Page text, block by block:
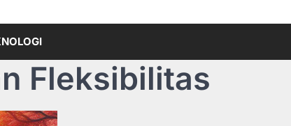
Fleksibilitas